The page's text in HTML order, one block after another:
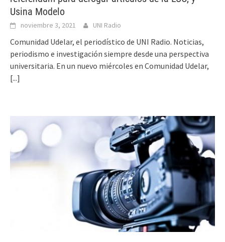
Usina Modelo
noviembre 3, 2021 UNI Radio
Comunidad Udelar, el periodístico de UNI Radio. Noticias,
periodismo e investigación siempre desde una perspectiva
universitaria. En un nuevo miércoles en Comunidad Udelar,
[...]